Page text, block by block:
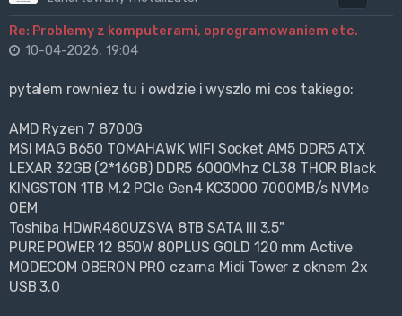
Re: Problemy z komputerami, oprogramowaniem etc.
10-04-2026, 19:04
pytalem rowniez tu i owdzie i wyszlo mi cos takiego:
AMD Ryzen 7 8700G
MSI MAG B650 TOMAHAWK WIFI Socket AM5 DDR5 ATX
LEXAR 32GB (2*16GB) DDR5 6000Mhz CL38 THOR Black
KINGSTON 1TB M.2 PCIe Gen4 KC3000 7000MB/s NVMe
OEM
Toshiba HDWR480UZSVA 8TB SATA III 3,5"
PURE POWER 12 850W 80PLUS GOLD 120 mm Active
MODECOM OBERON PRO czarna Midi Tower z oknem 2x
USB 3.0